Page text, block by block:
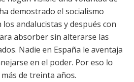
demostrado el socialismo
andalucistas y después con
absorber sin alterarse las
Nadie en España le aventaja
en el poder. Por eso lo
de treinta años.